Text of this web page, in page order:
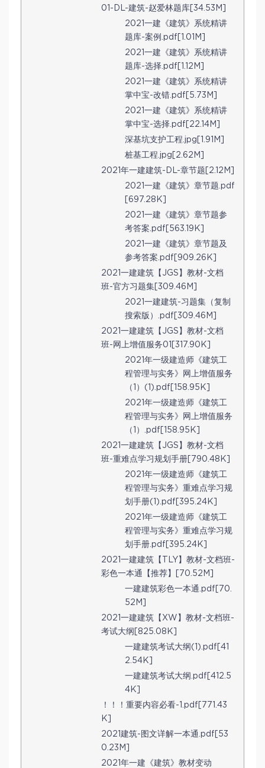
01-DL-建筑-赵爱林题库[34.53M]
2021一建《建筑》系统精讲
题库-案例.pdf[1.01M]
2021一建《建筑》系统精讲
题库-选择.pdf[1.12M]
2021一建《建筑》系统精讲
掌中宝-改错.pdf[5.73M]
2021一建《建筑》系统精讲
掌中宝-选择.pdf[22.14M]
深基坑支护工程.jpg[1.91M]
桩基工程.jpg[2.62M]
2021年一建建筑-DL-章节题[2.12M]
2021一建《建筑》章节题.pdf
[697.28K]
2021一建《建筑》章节题参
考答案.pdf[563.19K]
2021一建《建筑》章节题及
参考答案.pdf[909.26K]
2021一建建筑【JGS】教材-文档
班-官方习题集[309.46M]
2021一建建筑-习题集（复制
搜索版）.pdf[309.46M]
2021一建建筑【JGS】教材-文档
班-网上增值服务01[317.90K]
2021年一级建造师《建筑工
程管理与实务》网上增值服务
（1）(1).pdf[158.95K]
2021年一级建造师《建筑工
程管理与实务》网上增值服务
（1）.pdf[158.95K]
2021一建建筑【JGS】教材-文档
班-重难点学习规划手册[790.48K]
2021年一级建造师《建筑工
程管理与实务》重难点学习规
划手册(1).pdf[395.24K]
2021年一级建造师《建筑工
程管理与实务》重难点学习规
划手册.pdf[395.24K]
2021一建建筑【TLY】教材-文档班-
彩色一本通【推荐】[70.52M]
一建建筑彩色一本通.pdf[70.
52M]
2021一建建筑【XW】教材-文档班-
考试大纲[825.08K]
一建建筑考试大纲(1).pdf[41
2.54K]
一建建筑考试大纲.pdf[412.5
4K]
！！！重要内容必看-1.pdf[771.43
K]
2021建筑-图文详解一本通.pdf[53
0.23M]
2021年一建《建筑》教材变动